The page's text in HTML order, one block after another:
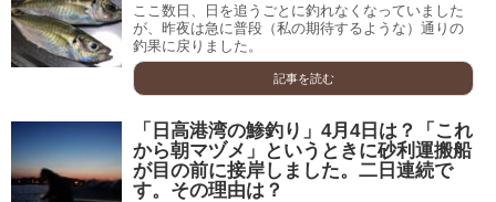
ここ数日、日を追うごとに釣れなくなっていました
が、昨夜は急に普段（私の期待するような）通りの
釣果に戻りました。
記事を読む
「日高港湾の鯵釣り」4月4日は？「これ
から朝マヅメ」というときに砂利運搬船
が目の前に接岸しました。二日連続で
す。その理由は？